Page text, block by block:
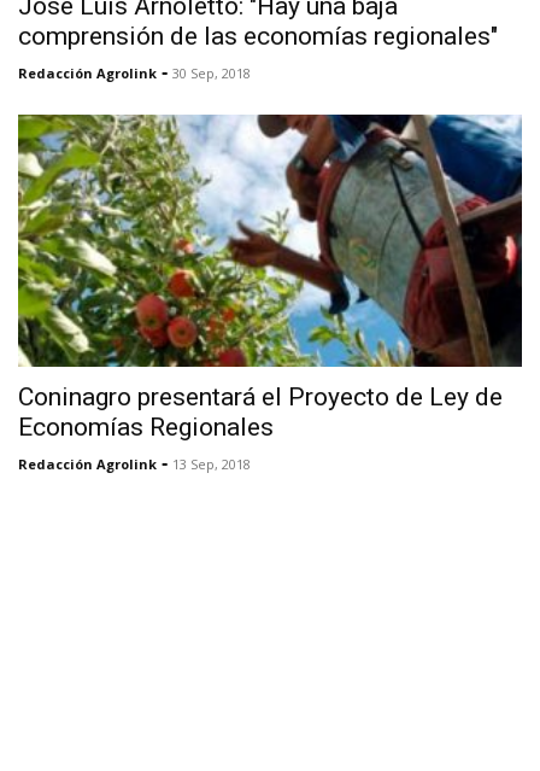
comprensión de las economías regionales"
Redacción Agrolink - 30 Sep, 2018
Coninagro presentará el Proyecto de Ley de
Economías Regionales
Redacción Agrolink - 13 Sep, 2018